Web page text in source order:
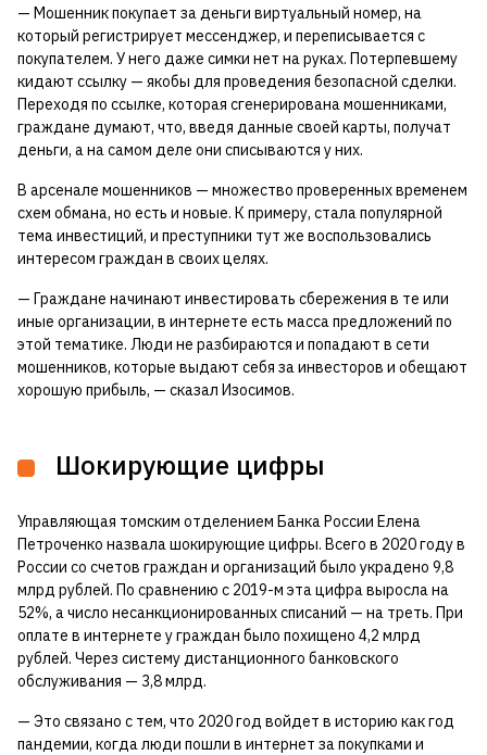
— Мошенник покупает за деньги виртуальный номер, на
который регистрирует мессенджер, и переписывается с
покупателем. У него даже симки нет на руках. Потерпевшему
кидают ссылку — якобы для проведения безопасной сделки.
Переходя по ссылке, которая сгенерирована мошенниками,
граждане думают, что, введя данные своей карты, получат
деньги, а на самом деле они списываются у них.
В арсенале мошенников — множество проверенных временем
схем обмана, но есть и новые. К примеру, стала популярной
тема инвестиций, и преступники тут же воспользовались
интересом граждан в своих целях.
— Граждане начинают инвестировать сбережения в те или
иные организации, в интернете есть масса предложений по
этой тематике. Люди не разбираются и попадают в сети
мошенников, которые выдают себя за инвесторов и обещают
хорошую прибыль, — сказал Изосимов.
Шокирующие цифры
Управляющая томским отделением Банка России Елена
Петроченко назвала шокирующие цифры. Всего в 2020 году в
России со счетов граждан и организаций было украдено 9,8
млрд рублей. По сравнению с 2019-м эта цифра выросла на
52%, а число несанкционированных списаний — на треть. При
оплате в интернете у граждан было похищено 4,2 млрд
рублей. Через систему дистанционного банковского
обслуживания — 3,8 млрд.
— Это связано с тем, что 2020 год войдет в историю как год
пандемии, когда люди пошли в интернет за покупками и